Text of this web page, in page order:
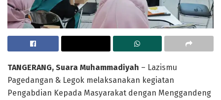
TANGERANG, Suara Muhammadiyah – Lazismu
Pagedangan & Legok melaksanakan kegiatan
Pengabdian Kepada Masyarakat dengan Menggandeng